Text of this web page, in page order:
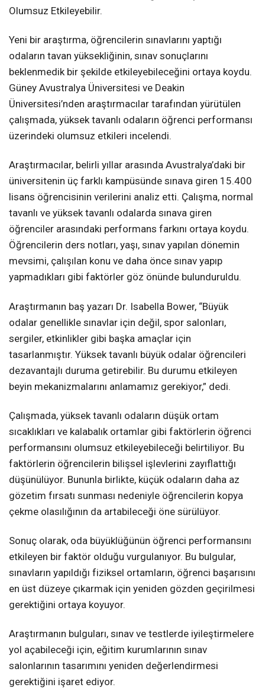
Olumsuz Etkileyebilir.
Yeni bir araştırma, öğrencilerin sınavlarını yaptığı
odaların tavan yüksekliğinin, sınav sonuçlarını
beklenmedik bir şekilde etkileyebileceğini ortaya koydu.
Güney Avustralya Üniversitesi ve Deakin
Üniversitesi’nden araştırmacılar tarafından yürütülen
çalışmada, yüksek tavanlı odaların öğrenci performansı
üzerindeki olumsuz etkileri incelendi.
Araştırmacılar, belirli yıllar arasında Avustralya’daki bir
üniversitenin üç farklı kampüsünde sınava giren 15.400
lisans öğrencisinin verilerini analiz etti. Çalışma, normal
tavanlı ve yüksek tavanlı odalarda sınava giren
öğrenciler arasındaki performans farkını ortaya koydu.
Öğrencilerin ders notları, yaşı, sınav yapılan dönemin
mevsimi, çalışılan konu ve daha önce sınav yapıp
yapmadıkları gibi faktörler göz önünde bulunduruldu.
Araştırmanın baş yazarı Dr. Isabella Bower, “Büyük
odalar genellikle sınavlar için değil, spor salonları,
sergiler, etkinlikler gibi başka amaçlar için
tasarlanmıştır. Yüksek tavanlı büyük odalar öğrencileri
dezavantajlı duruma getirebilir. Bu durumu etkileyen
beyin mekanizmalarını anlamamız gerekiyor,” dedi.
Çalışmada, yüksek tavanlı odaların düşük ortam
sıcaklıkları ve kalabalık ortamlar gibi faktörlerin öğrenci
performansını olumsuz etkileyebileceği belirtiliyor. Bu
faktörlerin öğrencilerin bilişsel işlevlerini zayıflattığı
düşünülüyor. Bununla birlikte, küçük odaların daha az
gözetim fırsatı sunması nedeniyle öğrencilerin kopya
çekme olasılığının da artabileceği öne sürülüyor.
Sonuç olarak, oda büyüklüğünün öğrenci performansını
etkileyen bir faktör olduğu vurgulanıyor. Bu bulgular,
sınavların yapıldığı fiziksel ortamların, öğrenci başarısını
en üst düzeye çıkarmak için yeniden gözden geçirilmesi
gerektiğini ortaya koyuyor.
Araştırmanın bulguları, sınav ve testlerde iyileştirmelere
yol açabileceği için, eğitim kurumlarının sınav
salonlarının tasarımını yeniden değerlendirmesi
gerektiğini işaret ediyor.